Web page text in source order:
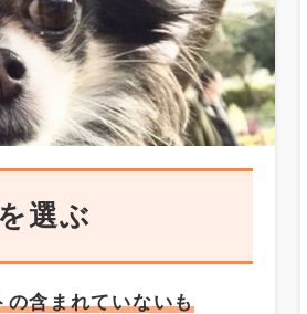
選ぶ
の含まれていないも